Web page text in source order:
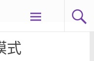
式